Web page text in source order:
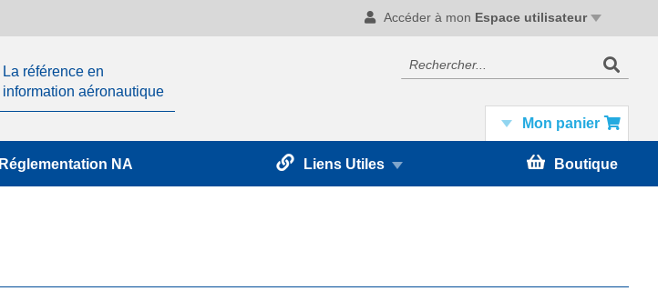
Accéder à mon Espace utilisateur
La référence en
information aéronautique
Mon panier
Réglementation NA Liens Utiles Boutique